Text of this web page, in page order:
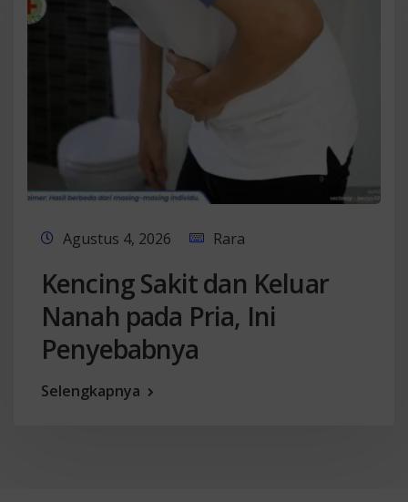
Agustus 4, 2026 Rara
Kencing Sakit dan Keluar
Nanah pada Pria, Ini
Penyebabnya
Selengkapnya